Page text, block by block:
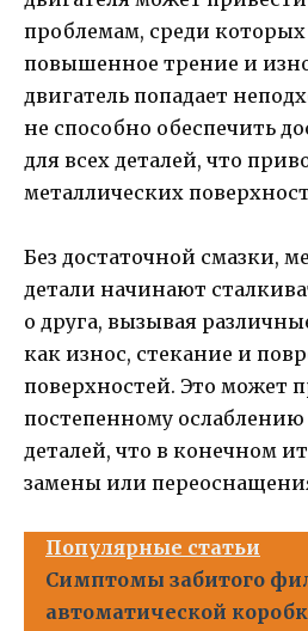
проблемам, среди которых
повышенное трение и
двигатель попадает
не способно обеспечить
для всех деталей, что
металлических
Без достаточной смазки,
детали начинают
о друга, вызывая
как износ, стекание и
поверхностей. Это может
постепенному
деталей, что в конечном
замены или
Популярные статьи
Симптомы забитого
автоматической